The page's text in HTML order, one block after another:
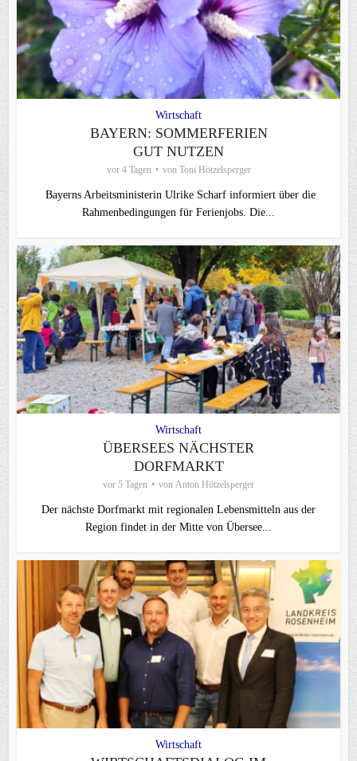
Wirtschaft
BAYERN: SOMMERFERIEN
GUT NUTZEN
vor 4 Tagen von Toni Hötzelsperger
Bayerns Arbeitsministerin Ulrike Scharf informiert über die
Rahmenbedingungen für Ferienjobs. Die...
Wirtschaft
ÜBERSEES NÄCHSTER
DORFMARKT
vor 5 Tagen von Anton Hötzelsperger
Der nächste Dorfmarkt mit regionalen Lebensmitteln aus der
Region findet in der Mitte von Übersee...
Wirtschaft